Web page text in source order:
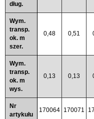
dług.
Wym.
transp.
ok. m
szer.
0,48 0,51
Wym.
transp.
ok. m
wys.
0,13 0,13
Nr
artykułu
170064 170071